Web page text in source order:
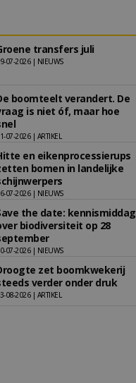
transfers juli
07-2026 | NIEUWS
boomteelt verandert. De
is niet óf, maar hoe
07-2026 | ARTIKEL
en eikenprocessierups
bomen in landelijke
07-2026 | NIEUWS
the date: kennismiddag
biodiversiteit op 28
07-2026 | NIEUWS
zet boomkwekerij
verder onder druk
08-2026 | ARTIKEL